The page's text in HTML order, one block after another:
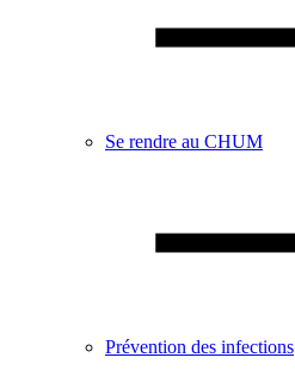
Se rendre au CHUM
Prévention des infections